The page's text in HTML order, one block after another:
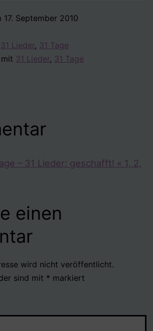
17. September 2010
31 Lieder, 31 Tage
31 Lieder, 31 Tage
– 31 Lieder: geschafft! « 1, 2,
einen
wird nicht veröffentlicht.
sind mit * markiert